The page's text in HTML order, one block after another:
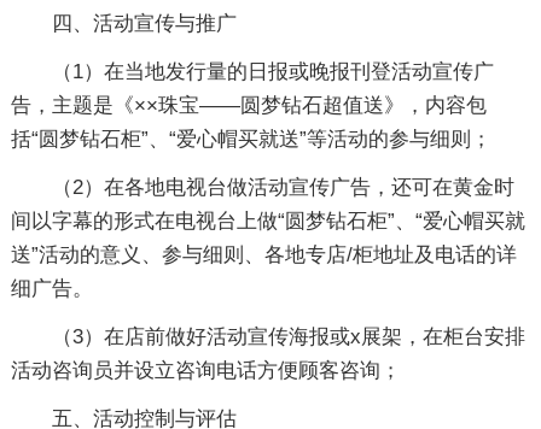
四、活动宣传与推广
（1）在当地发行量的日报或晚报刊登活动宣传广
告，主题是《××珠宝——圆梦钻石超值送》，内容包
括“圆梦钻石柜”、“爱心帽买就送”等活动的参与细则；
（2）在各地电视台做活动宣传广告，还可在黄金时
间以字幕的形式在电视台上做“圆梦钻石柜”、“爱心帽买就
送”活动的意义、参与细则、各地专店/柜地址及电话的详
细广告。
（3）在店前做好活动宣传海报或x展架，在柜台安排
活动咨询员并设立咨询电话方便顾客咨询；
五、活动控制与评估